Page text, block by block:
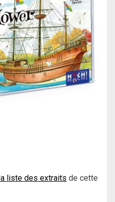
la liste des extraits de cette